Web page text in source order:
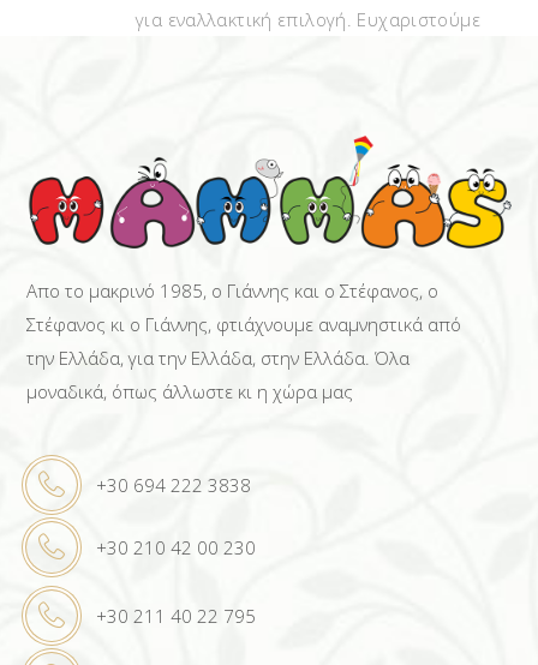
για εναλλακτική επιλογή. Ευχαριστούμε
Απο το μακρινό 1985, ο Γιάννης και ο Στέφανος, ο
Στέφανος κι ο Γιάννης, φτιάχνουμε αναμνηστικά από
την Ελλάδα, για την Ελλάδα, στην Ελλάδα. Όλα
μοναδικά, όπως άλλωστε κι η χώρα μας
+30 694 222 3838
+30 210 42 00 230
+30 211 40 22 795